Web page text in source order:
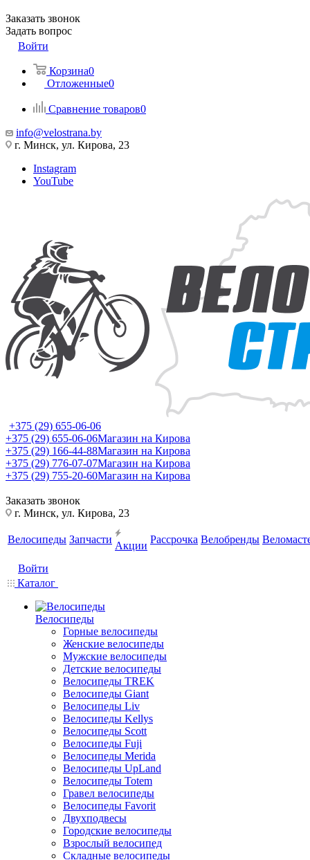
Заказать звонок
Задать вопрос
Войти
Корзина0
Отложенные0
Сравнение товаров0
info@velostrana.by
г. Минск, ул. Кирова, 23
Instagram
YouTube
+375 (29) 655-06-06
+375 (29) 655-06-06Магазин на Кирова
+375 (29) 166-44-88Магазин на Кирова
+375 (29) 776-07-07Магазин на Кирова
+375 (29) 755-20-60Магазин на Кирова
Заказать звонок
г. Минск, ул. Кирова, 23
Велосипеды Запчасти
Акции
Рассрочка Велобренды
Войти
Каталог
Велосипеды
Горные велосипеды
Женские велосипеды
Мужские велосипеды
Детские велосипеды
Велосипеды TREK
Велосипеды Giant
Велосипеды Liv
Велосипеды Kellys
Велосипеды Scott
Велосипеды Fuji
Велосипеды Merida
Велосипеды UpLand
Велосипеды Totem
Гравел велосипеды
Велосипеды Favorit
Двухподвесы
Городские велосипеды
Взрослый велосипед
Складные велосипеды